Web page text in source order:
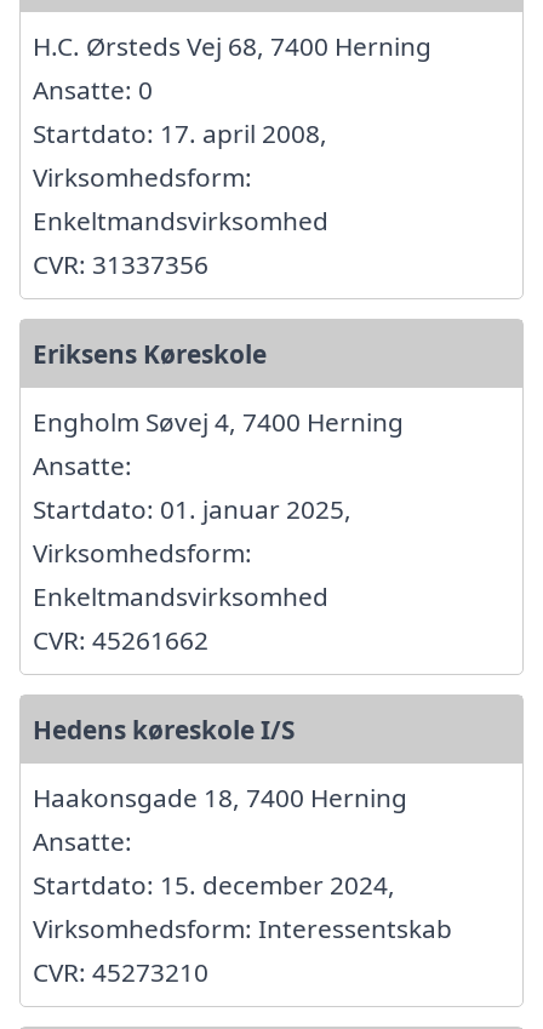
H.C. Ørsteds Vej 68, 7400 Herning
Ansatte: 0
Startdato: 17. april 2008,
Virksomhedsform:
Enkeltmandsvirksomhed
CVR: 31337356
Eriksens Køreskole
Engholm Søvej 4, 7400 Herning
Ansatte:
Startdato: 01. januar 2025,
Virksomhedsform:
Enkeltmandsvirksomhed
CVR: 45261662
Hedens køreskole I/S
Haakonsgade 18, 7400 Herning
Ansatte:
Startdato: 15. december 2024,
Virksomhedsform: Interessentskab
CVR: 45273210